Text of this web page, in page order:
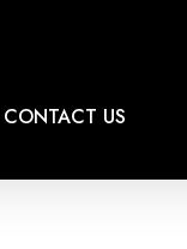
CONTACT US